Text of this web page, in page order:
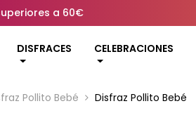
a 60€
DISFRACES CELEBRACIONES
Pollito Bebé Disfraz Pollito Bebé